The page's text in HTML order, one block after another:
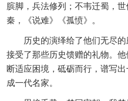
膑脚，兵法修列；不韦迁蜀，
秦，《说难》《孤愤》。
历史的演绎给了他们无尽
接受了那些历史馈赠的礼物。
断适应困境，砥砺而行，谱写
成一代名家。